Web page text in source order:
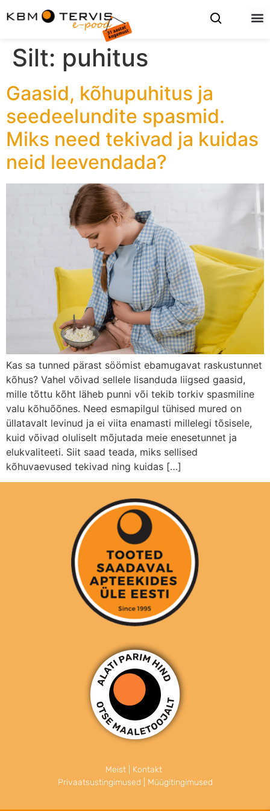
Silt: puhitus
Gaasid, kõhupuhitus ja
seedeelundite spasmid.
Miks need tekivad ja kuidas
neid leevendada?
Kas sa tunned pärast söömist ebamugavat raskustunnet
kõhus? Vahel võivad sellele lisanduda liigsed gaasid,
mille tõttu kõht läheb punni või tekib torkiv spasmiline
valu kõhuõõnes. Need esmapilgul tühised mured on
üllatavalt levinud ja ei viita enamasti millelegi tõsisele,
kuid võivad oluliselt mõjutada meie enesetunnet ja
elukvaliteeti. Siit saad teada, miks sellised
kõhuvaevused tekivad ning kuidas […]
Meist
Kontakt
Privaatsustingimused
Müügitingimused